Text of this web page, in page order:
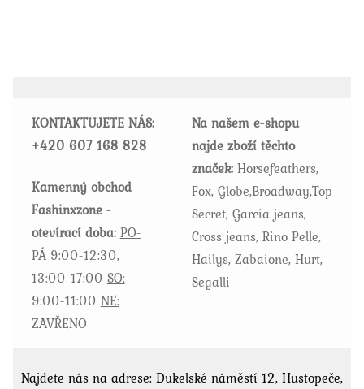
na
stránce
produktu
KONTAKTUJETE NÁS:
+420 607 168 828
Kamenný obchod
Fashinxzone -
otevírací doba: PO-
PÁ9:00-12:30,
13:00-17:00 SO:
9:00-11:00 NE:
ZAVŘENO
Na našem e-shopu
najde zboží těchto
značek: Horsefeathers,
Fox, Globe,Broadway,Top
Secret, Garcia jeans,
Cross jeans, Rino Pelle,
Hailys, Zabaione, Hurt,
Segalli
Najdete nás na adrese: Dukelské náměstí 12, Hustopeče,